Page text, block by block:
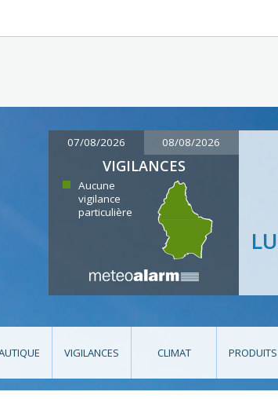
07/08/2026 08/08/2026
VIGILANCES
Aucune
vigilance
particulière
VIGILANCES CLIMAT